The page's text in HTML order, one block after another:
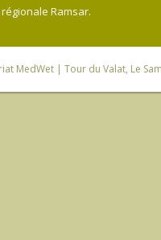
Ramsar.
MedWet | Tour du Valat, Le